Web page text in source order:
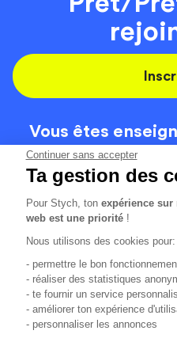
Continuer sans accepter
Ta gestion des
Pour Stych, tonexpérience sur
web est une priorité !
Nous utilisons des cookies pour:
- permettre le bon
- réaliser des statistiques
- te fournir un service
- améliorer ton expérience
- personnaliser les annonces
Vous êtes
On
Code de la route
Localisation
Tous les avis clients4.6/5